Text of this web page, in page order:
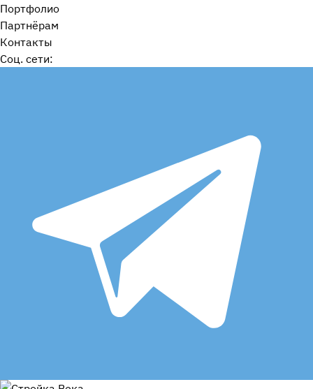
Портфолио
Партнёрам
Контакты
Cоц. сети: